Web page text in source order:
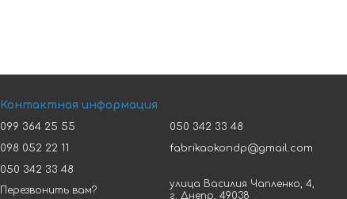
Контактная информация
099 364 25 55
098 052 22 11
050 342 33 48
Перезвонить вам?
050 342 33 48
fabrikaokondp@gmail.com
улица Василия Чапленко, 4,
г. Днепр, 49038